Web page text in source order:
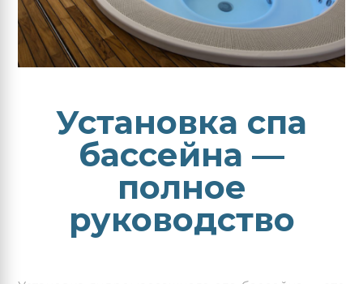
Установка спа
бассейна —
полное
руководство